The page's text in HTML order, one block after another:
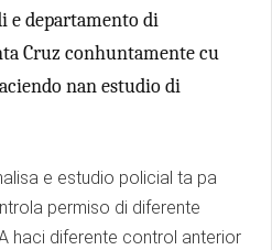
e departamento di
Cruz conhuntamente cu
nan estudio di
e estudio policial ta pa
permiso di diferente
haci diferente control anterior